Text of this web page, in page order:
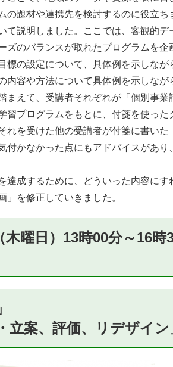
題材や連携先を検討するのに役立ち
説明しました。ここでは、客観的デ
ズのバランスが取れたプログラムを
標の設定について、具体例を示しな
容や方法について具体例を示しなが
えて、受講者それぞれが「個別事業
プログラムをもとに、付箋を使った
れを受けた他の受講者が付箋に書い
付かなかった点にもアドバイスがあ
成するために、どういった内容にす
を修正していきました。
木曜日）13時00分～16
案、評価、リデザイン